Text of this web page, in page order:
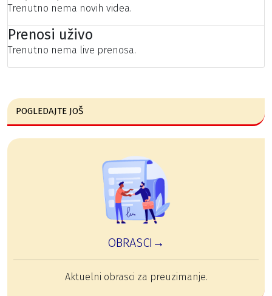
Trenutno nema novih videa.
Prenosi uživo
Trenutno nema live prenosa.
POGLEDAJTE JOŠ
OBRASCI→
Aktuelni obrasci za preuzimanje.